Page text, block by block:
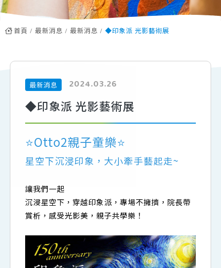
首頁 最新消息 最新消息 ◆印象派 光影藝術展
最新消息 2024.03.26
◆印象派 光影藝術展
⭐Otto2親子童樂⭐
星空下沉浸印象，大小牽手藝起走~
讓我們一起
沉浸星空下，穿越印象派，專場不擁擠，院長帶
賞析，感受光影美，親子共學樂！